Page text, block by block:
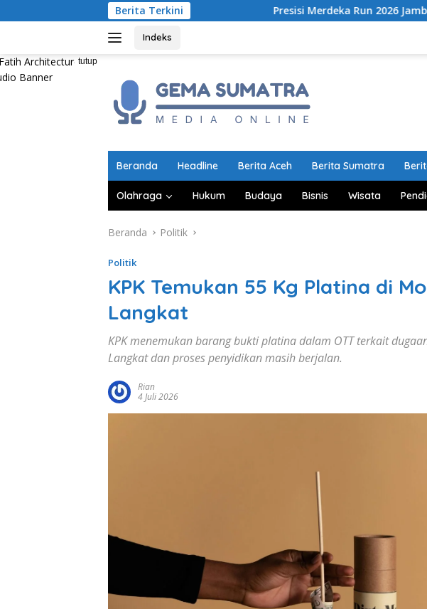
ke
Berita Terkini Presisi Merdeka Run 2026 Jambi Diikuti 12
Indeks
tutup
Beranda Headline Berita Aceh Berita Sumatra
Olahraga Hukum Budaya Bisnis Wisata
Beranda Politik
Politik
KPK Temukan 55 Kg Platina di
Langkat
KPK menemukan barang bukti platina dalam OTT terkait
Langkat dan proses penyidikan masih berjalan.
Rian
4 Juli 2026